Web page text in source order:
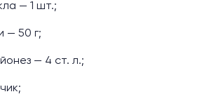
— 1 шт.;
— 50 г;
— 4 ст. л.;